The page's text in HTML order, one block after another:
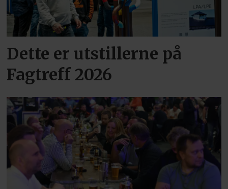
Dette er utstillerne på
Fagtreff 2026